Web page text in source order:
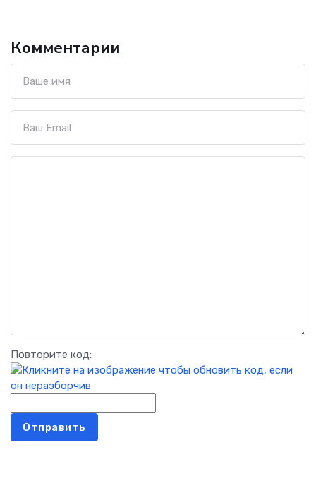
Комментарии
Повторите код:
Отправить